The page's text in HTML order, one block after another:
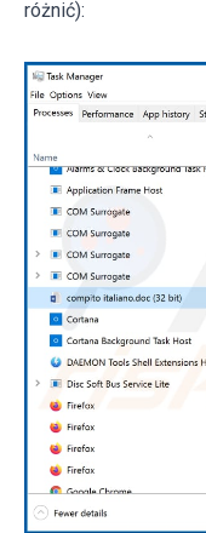
różnić):